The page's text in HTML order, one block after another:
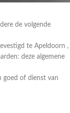
de volgende
te Apeldoorn ,
deze algemene
goed of dienst van